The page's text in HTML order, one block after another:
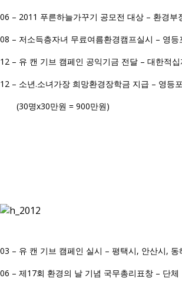
06 – 2011 푸른하늘가꾸기 공모전 대상 – 환경부
08 – 저소득층자녀 무료여름환경캠프실시 – 영
12 – 유 캔 기브 캠페인 공익기금 전달 – 대한적
12 – 소년.소녀가장 희망환경장학금 지급 – 영등
(30명x30만원 = 900만원)
03 – 유 캔 기브 캠페인 실시 – 평택시, 안산시, 동
06 – 제17회 환경의 날 기념 국무총리표창 – 단체